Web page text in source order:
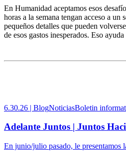
En Humanidad aceptamos esos
horas a la semana tengan acceso a
pequeños detalles que pueden
de esos gastos inesperados. Eso
6.30.26 | BlogNoticiasBoletin
Adelante Juntos | Juntos
En junio/julio pasado, le presentamos